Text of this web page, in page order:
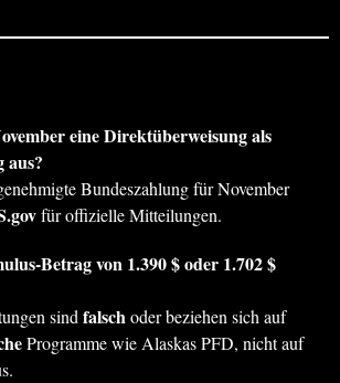
eine Direktüberweisung als
aus?
Bundeszahlung für November
für offizielle Mitteilungen.
Betrag von 1.390 $ oder 1.702 $
sindfalschoder beziehen sich auf
Programme wie Alaskas PFD, nicht auf